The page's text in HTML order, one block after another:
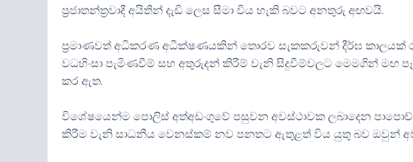
ප්‍රජාතන්ත්‍රවාදී අයිතීන් දැඩි ලෙස සීමා විය හැකි බවට අනතුරු අඟවයි.
ප්‍රමාණවත් අධිකරණ අධීක්ෂණයකින් තොරව සැකකරුවන් දීර්ඝ කාලයක්
වධහිංසා පැමිණවීම් සහ අතුරුදන් කිරීම් වැනි සිදුවීම්වලට මෙමගින් මඟ
කර ඇත.
විශේෂයෙන්ම පොලිස් අත්අඩංගුවේ පසුවන අවස්ථාවක ලබාදෙන
කිරීම වැනි සාධනීය වෙනස්කම් නව පනතට ඇතුළත් විය යුතු බව ඔවුන්